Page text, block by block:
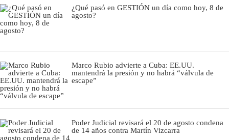
¿Qué pasó en GESTIÓN un día como hoy, 8 de
agosto?
Marco Rubio advierte a Cuba: EE.UU.
mantendrá la presión y no habrá “válvula de
escape”
Poder Judicial revisará el 20 de agosto condena
de 14 años contra Martín Vizcarra